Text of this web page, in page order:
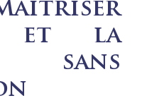
et la
sans